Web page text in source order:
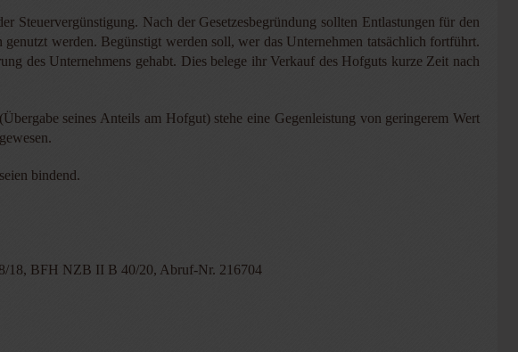
Steuervergünstigung. Nach der Gesetzesbegründung sollten Entlastungen für den
werden. Begünstigt werden soll, wer das Unternehmen tatsächlich fortführt.
des Unternehmens gehabt. Dies belege ihr Verkauf des Hofguts kurze Zeit nach
seines Anteils am Hofgut) stehe eine Gegenleistung von geringerem Wert
bindend.
18, BFH NZB II B 40/20, Abruf-Nr. 216704